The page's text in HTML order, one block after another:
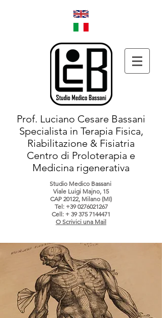
Prof. Luciano Cesare Bassani
Specialista in Terapia Fisica,
Riabilitazione & Fisiatria
Centro di Proloterapia e
Medicina rigenerativa
Studio Medico Bassani
Viale Luigi Majno, 15
CAP 20122, Milano (MI)
Tel: +39 0276021267
Cell: + 39 375 7144471
O Scrivici una Mail